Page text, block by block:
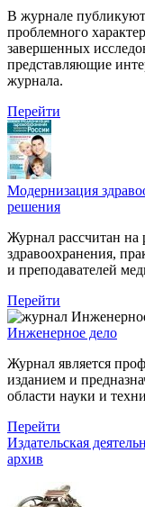
В журнале
проблемного
завершенных
представляющие
журнала.
Перейти
Модернизация
решения
Журнал рассчитан на
здравоохранения,
и преподавателей
Перейти
Инженерное дело
Журнал является
изданием и
области науки и
Перейти
Издательская
архив